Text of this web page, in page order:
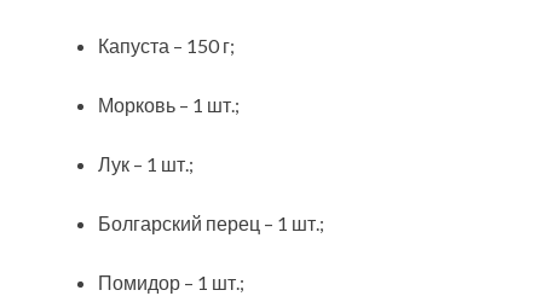
Капуста – 150 г;
Морковь – 1 шт.;
Лук – 1 шт.;
Болгарский перец – 1 шт.;
Помидор – 1 шт.;